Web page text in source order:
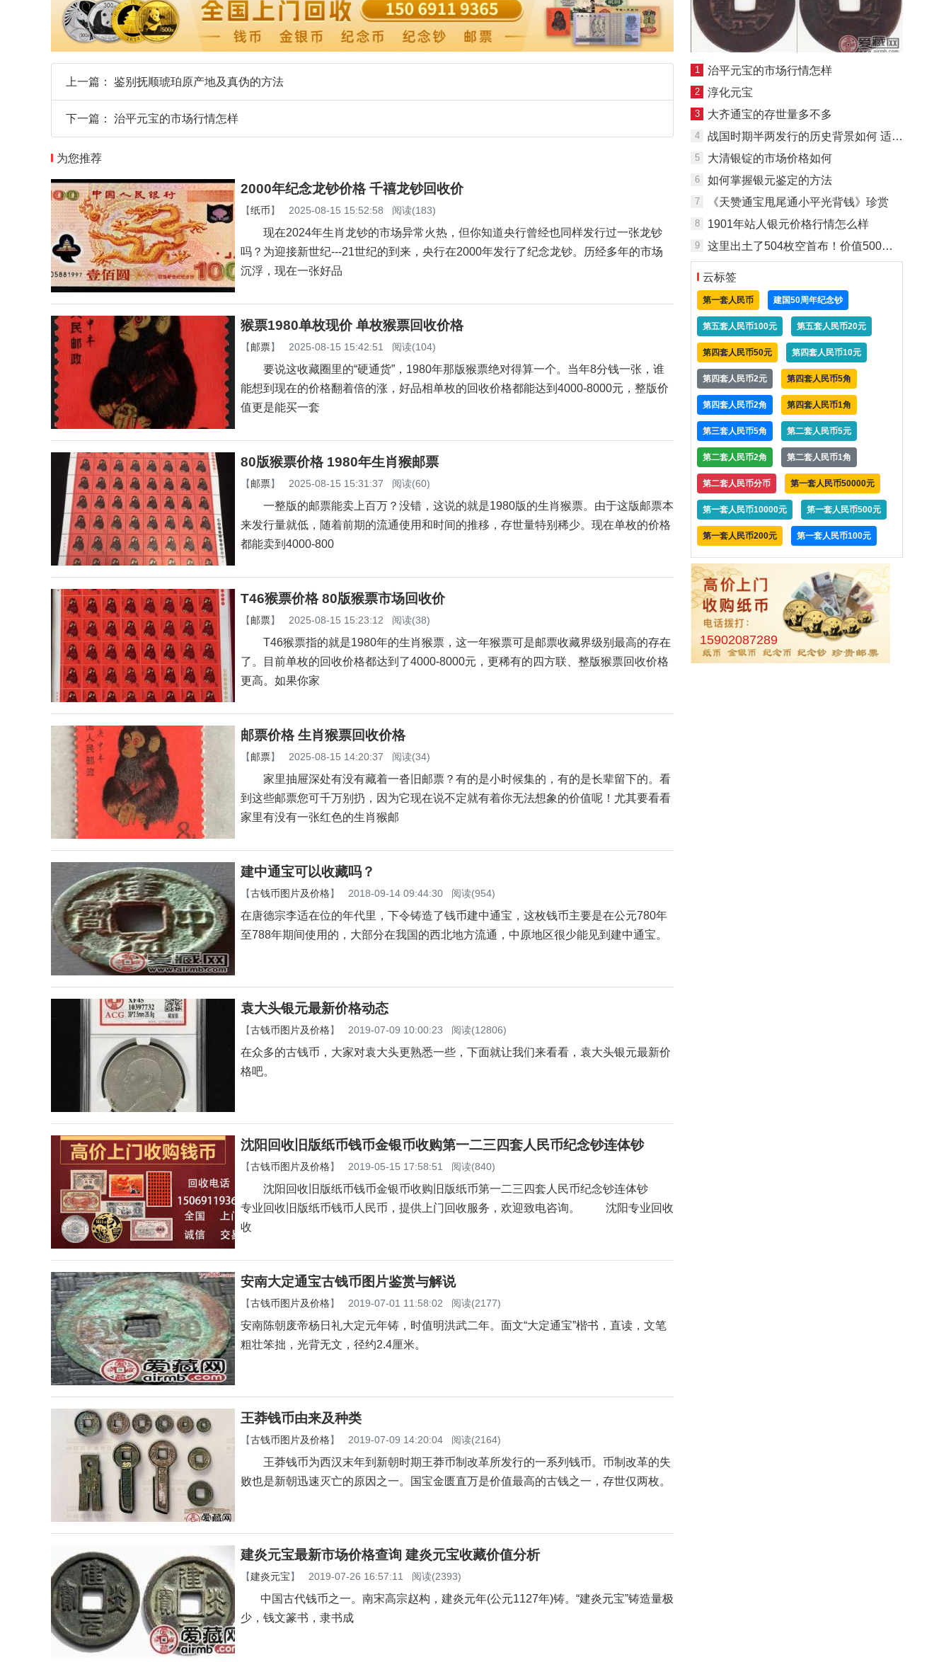
上一篇： 鉴别抚顺琥珀原产地及真伪的方法
下一篇： 治平元宝的市场行情怎样
为您推荐
2000年纪念龙钞价格 千禧龙钞回收价
【纸币】 2025-08-15 15:52:58 阅读(183)
现在2024年生肖龙钞的市场异常火热，但你知道央行曾经也同样发行过一张龙钞
吗？为迎接新世纪---21世纪的到来，央行在2000年发行了纪念龙钞。历经多年的市场
沉浮，现在一张好品
猴票1980单枚现价 单枚猴票回收价格
【邮票】 2025-08-15 15:42:51 阅读(104)
要说这收藏圈里的“硬通货”，1980年那版猴票绝对得算一个。当年8分钱一张，谁
能想到现在的价格翻着倍的涨，好品相单枚的回收价格都能达到4000-8000元，整版价
值更是能买一套
80版猴票价格 1980年生肖猴邮票
【邮票】 2025-08-15 15:31:37 阅读(60)
一整版的邮票能卖上百万？没错，这说的就是1980版的生肖猴票。由于这版邮票本
来发行量就低，随着前期的流通使用和时间的推移，存世量特别稀少。现在单枚的价格
都能卖到4000-800
T46猴票价格 80版猴票市场回收价
【邮票】 2025-08-15 15:23:12 阅读(38)
T46猴票指的就是1980年的生肖猴票，这一年猴票可是邮票收藏界级别最高的存在
了。目前单枚的回收价格都达到了4000-8000元，更稀有的四方联、整版猴票回收价格
更高。如果你家
邮票价格 生肖猴票回收价格
【邮票】 2025-08-15 14:20:37 阅读(34)
家里抽屉深处有没有藏着一沓旧邮票？有的是小时候集的，有的是长辈留下的。看
到这些邮票您可千万别扔，因为它现在说不定就有着你无法想象的价值呢！尤其要看看
家里有没有一张红色的生肖猴邮
建中通宝可以收藏吗？
【古钱币图片及价格】 2018-09-14 09:44:30 阅读(954)
在唐德宗李适在位的年代里，下令铸造了钱币建中通宝，这枚钱币主要是在公元780年
至788年期间使用的，大部分在我国的西北地方流通，中原地区很少能见到建中通宝。
袁大头银元最新价格动态
【古钱币图片及价格】 2019-07-09 10:00:23 阅读(12806)
在众多的古钱币，大家对袁大头更熟悉一些，下面就让我们来看看，袁大头银元最新价
格吧。
沈阳回收旧版纸币钱币金银币收购第一二三四套人民币纪念钞连体钞
【古钱币图片及价格】 2019-05-15 17:58:51 阅读(840)
沈阳回收旧版纸币钱币金银币收购旧版纸币第一二三四套人民币纪念钞连体钞
专业回收旧版纸币钱币人民币，提供上门回收服务，欢迎致电咨询。 沈阳专业回收
收
安南大定通宝古钱币图片鉴赏与解说
【古钱币图片及价格】 2019-07-01 11:58:02 阅读(2177)
安南陈朝废帝杨日礼大定元年铸，时值明洪武二年。面文“大定通宝”楷书，直读，文笔
粗壮笨拙，光背无文，径约2.4厘米。
王莽钱币由来及种类
【古钱币图片及价格】 2019-07-09 14:20:04 阅读(2164)
王莽钱币为西汉末年到新朝时期王莽币制改革所发行的一系列钱币。币制改革的失
败也是新朝迅速灭亡的原因之一。国宝金匮直万是价值最高的古钱之一，存世仅两枚。
建炎元宝最新市场价格查询 建炎元宝收藏价值分析
【建炎元宝】 2019-07-26 16:57:11 阅读(2393)
中国古代钱币之一。南宋高宗赵构，建炎元年(公元1127年)铸。“建炎元宝”铸造量极
少，钱文篆书，隶书成
1 治平元宝的市场行情怎样
2 淳化元宝
3 大齐通宝的存世量多不多
4 战国时期半两发行的历史背景如何 适合投资与收藏吗
5 大清银锭的市场价格如何
6 如何掌握银元鉴定的方法
7 《天赞通宝甩尾通小平光背钱》珍赏
8 1901年站人银元价格行情怎么样
9 这里出土了504枚空首布！价值500多万！
云标签
第一套人民币 建国50周年纪念钞
第五套人民币100元 第五套人民币20元
第四套人民币50元 第四套人民币10元
第四套人民币2元 第四套人民币5角
第四套人民币2角 第四套人民币1角
第三套人民币5角 第二套人民币5元
第二套人民币2角 第二套人民币1角
第二套人民币分币 第一套人民币50000元
第一套人民币10000元 第一套人民币500元
第一套人民币200元 第一套人民币100元
15902087289